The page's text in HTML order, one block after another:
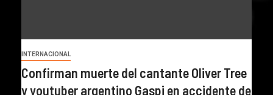
INTERNACIONAL
Confirman muerte del cantante Oliver Tree
y youtuber argentino Gaspi en accidente de